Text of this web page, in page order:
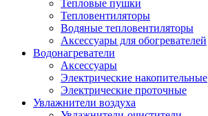
Тепловые пушки
Тепловентиляторы
Водяные тепловентиляторы
Аксессуары для обогревателей
Водонагреватели
Аксессуары
Электрические накопительные
Электрические проточные
Увлажнители воздуха